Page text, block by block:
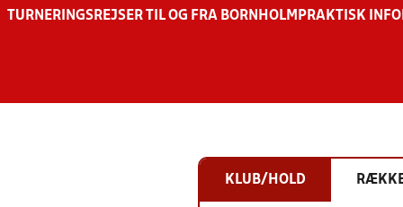
TURNERINGSREJSER TIL OG FRA BORNHOLM PRAKTISK
KLUB/HOLD